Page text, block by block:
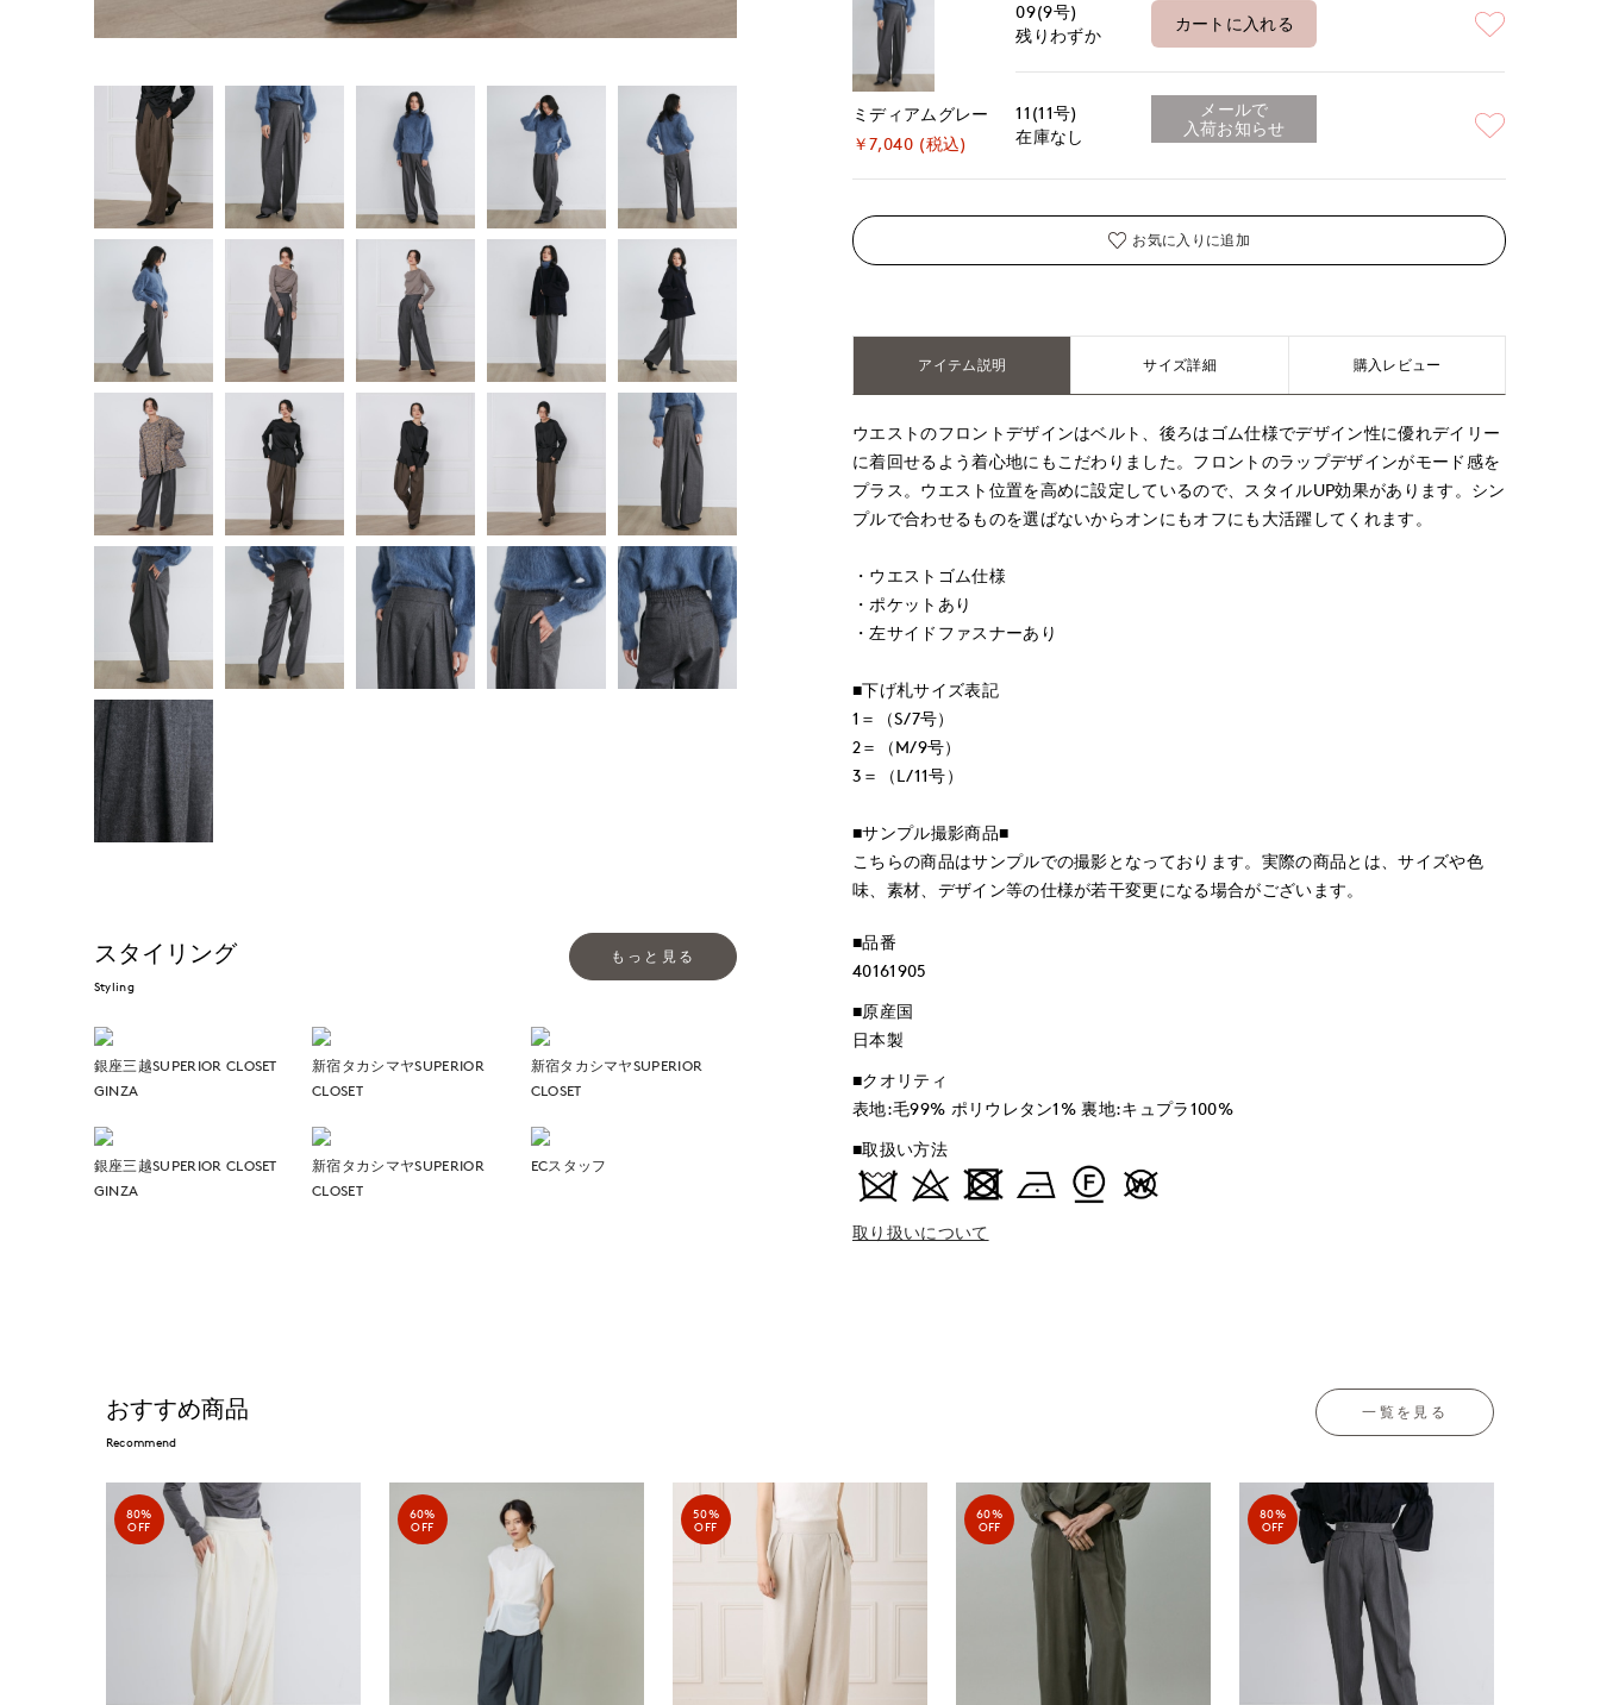
スタイリング
Styling
もっと見る
銀座三越SUPERIOR CLOSET
GINZA
新宿タカシマヤSUPERIOR
CLOSET
新宿タカシマヤSUPERIOR
CLOSET
銀座三越SUPERIOR CLOSET
GINZA
新宿タカシマヤSUPERIOR
CLOSET
ECスタッフ
ミディアムグレー
￥7,040 (税込)
09(9号)
残りわずか
カートに入れる
11(11号)
在庫なし
メールで
入荷お知らせ
お気に入りに追加
アイテム説明 サイズ詳細 購入レビュー
ウエストのフロントデザインはベルト、後ろはゴム仕様でデザイン性に優れデイリー
に着回せるよう着心地にもこだわりました。フロントのラップデザインがモード感を
プラス。ウエスト位置を高めに設定しているので、スタイルUP効果があります。シン
プルで合わせるものを選ばないからオンにもオフにも大活躍してくれます。
・ウエストゴム仕様
・ポケットあり
・左サイドファスナーあり
■下げ札サイズ表記
1＝（S/7号）
2＝（M/9号）
3＝（L/11号）
■サンプル撮影商品■
こちらの商品はサンプルでの撮影となっております。実際の商品とは、サイズや色
味、素材、デザイン等の仕様が若干変更になる場合がございます。
■品番
40161905
■原産国
日本製
■クオリティ
表地:毛99% ポリウレタン1% 裏地:キュプラ100%
■取扱い方法
取り扱いについて
おすすめ商品
Recommend
一覧を見る
80%
OFF
60%
OFF
50%
OFF
60%
OFF
80%
OFF